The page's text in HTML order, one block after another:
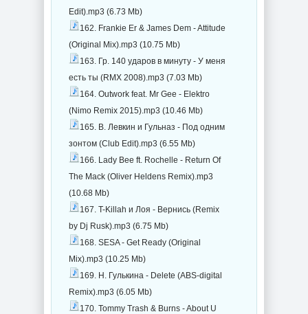
Edit).mp3 (6.73 Mb)
162. Frankie Er & James Dem - Attitude
(Original Mix).mp3 (10.75 Mb)
163. Гр. 140 ударов в минуту - У меня
есть ты (RMX 2008).mp3 (7.03 Mb)
164. Outwork feat. Mr Gee - Elektro
(Nimo Remix 2015).mp3 (10.46 Mb)
165. В. Левкин и Гульназ - Под одним
зонтом (Club Edit).mp3 (6.55 Mb)
166. Lady Bee ft. Rochelle - Return Of
The Mack (Oliver Heldens Remix).mp3
(10.68 Mb)
167. T-Killah и Лоя - Вернись (Remix
by Dj Rusk).mp3 (6.75 Mb)
168. SESA - Get Ready (Original
Mix).mp3 (10.25 Mb)
169. Н. Гулькина - Delete (ABS-digital
Remix).mp3 (6.05 Mb)
170. Tommy Trash & Burns - About U